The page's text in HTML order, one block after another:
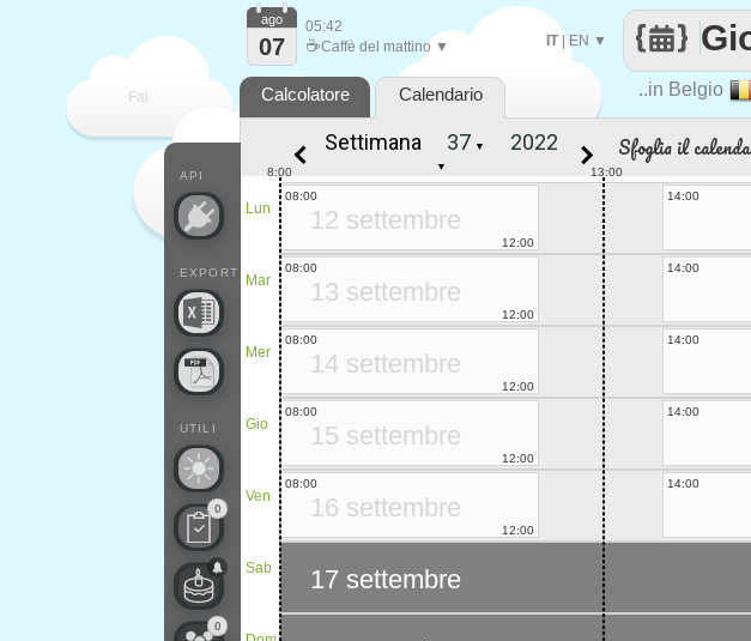
Fai
contare
..in Belgio
IT|EN ▼
API
EXPORT
UTILI
0
0
ago
07
05:42
☕Caffè del mattino ▼
Calcolatore Calendario
Settimana
▼
▼
Sfoglia il
Lun
Mar
Mer
Gio
Ven
Sab
13:00
8:00
12 settembre
08:00
12:00
14:00
13 settembre
08:00
12:00
14:00
14 settembre
08:00
12:00
14:00
15 settembre
08:00
12:00
14:00
16 settembre
08:00
12:00
14:00
17 settembre